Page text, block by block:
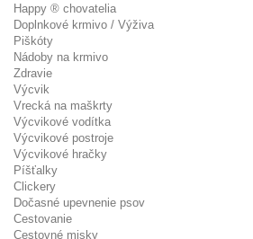
Happy ® chovatelia
Doplnkové krmivo / Výživa
Piškóty
Nádoby na krmivo
Zdravie
Výcvik
Vrecká na maškrty
Výcvikové vodítka
Výcvikové postroje
Výcvikové hračky
Píšťalky
Clickery
Dočasné upevnenie psov
Cestovanie
Cestovné misky